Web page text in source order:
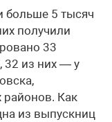
больше 5 тысяч
получили
33
32 из них — у
районов. Как
из выпускниц